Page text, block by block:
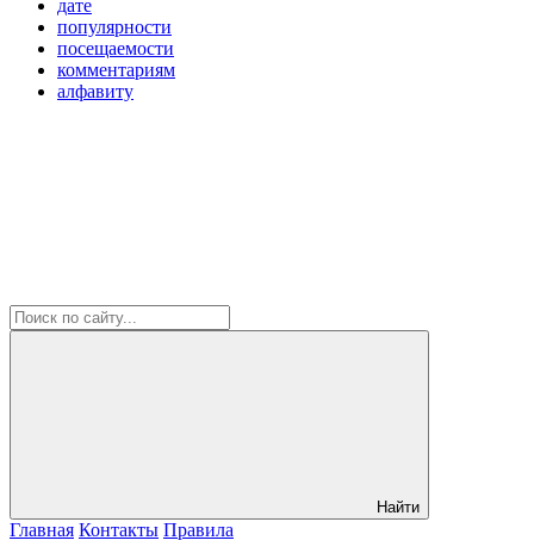
дате
популярности
посещаемости
комментариям
алфавиту
Найти
Главная Контакты Правила